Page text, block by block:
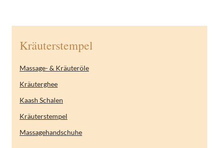
Kräuterstempel
Massage- & Kräuteröle
Kräuterghee
Kaash Schalen
Kräuterstempel
Massagehandschuhe